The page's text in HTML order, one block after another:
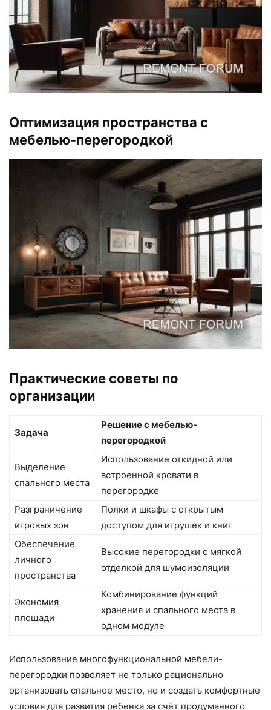
Оптимизация пространства с
мебелью-перегородкой
Практические советы по
организации
Задача
Решение с мебелью-
перегородкой
Выделение
спального места
Использование откидной или
встроенной кровати в
перегородке
Разграничение
игровых зон
Полки и шкафы с открытым
доступом для игрушек и книг
Обеспечение
личного
пространства
Высокие перегородки с мягкой
отделкой для шумоизоляции
Экономия
площади
Комбинирование функций
хранения и спального места в
одном модуле
Использование многофункциональной мебели-
перегородки позволяет не только рационально
организовать спальное место, но и создать комфортные
условия для развития ребенка за счёт продуманного